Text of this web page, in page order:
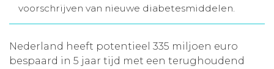
Inloggen
Toegang leeromgeving
voorschrijven van nieuwe diabetesmiddelen.
Nederland heeft potentieel 335 miljoen euro
bespaard in 5 jaar tijd met een terughoudend